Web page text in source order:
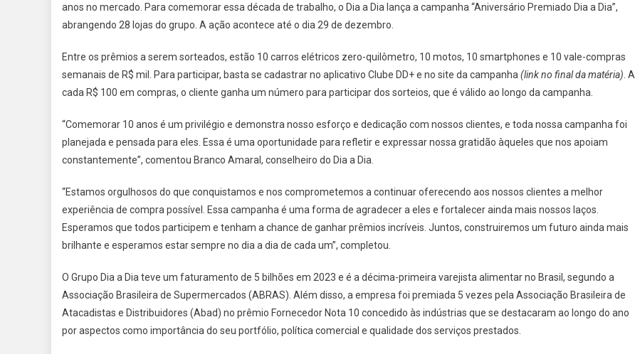
COM
MAIS
R$
1
MILHÃO
PRÊMIOS
anos no mercado. Para comemorar essa década de trabalho, o Dia a Dia lança a campanha “Aniversário Premiado Dia a Dia”,
abrangendo 28 lojas do grupo. A ação acontece até o dia 29 de dezembro.
Entre os prêmios a serem sorteados, estão 10 carros elétricos zero-quilômetro, 10 motos, 10 smartphones e 10 vale-compras
semanais de R$ mil. Para participar, basta se cadastrar no aplicativo Clube DD+ e no site da campanha (link no final da matéria) . A
cada R$ 100 em compras, o cliente ganha um número para participar dos sorteios, que é válido ao longo da campanha.
“Comemorar 10 anos é um privilégio e demonstra nosso esforço e dedicação com nossos clientes, e toda nossa campanha foi
planejada e pensada para eles. Essa é uma oportunidade para refletir e expressar nossa gratidão àqueles que nos apoiam
constantemente”, comentou Branco Amaral, conselheiro do Dia a Dia.
“Estamos orgulhosos do que conquistamos e nos comprometemos a continuar oferecendo aos nossos clientes a melhor
experiência de compra possível. Essa campanha é uma forma de agradecer a eles e fortalecer ainda mais nossos laços.
Esperamos que todos participem e tenham a chance de ganhar prêmios incríveis. Juntos, construiremos um futuro ainda mais
brilhante e esperamos estar sempre no dia a dia de cada um”, completou.
O Grupo Dia a Dia teve um faturamento de 5 bilhões em 2023 e é a décima-primeira varejista alimentar no Brasil, segundo a
Associação Brasileira de Supermercados (ABRAS). Além disso, a empresa foi premiada 5 vezes pela Associação Brasileira de
Atacadistas e Distribuidores (Abad) no prêmio Fornecedor Nota 10 concedido às indústrias que se destacaram ao longo do ano
por aspectos como importância do seu portfólio, política comercial e qualidade dos serviços prestados.